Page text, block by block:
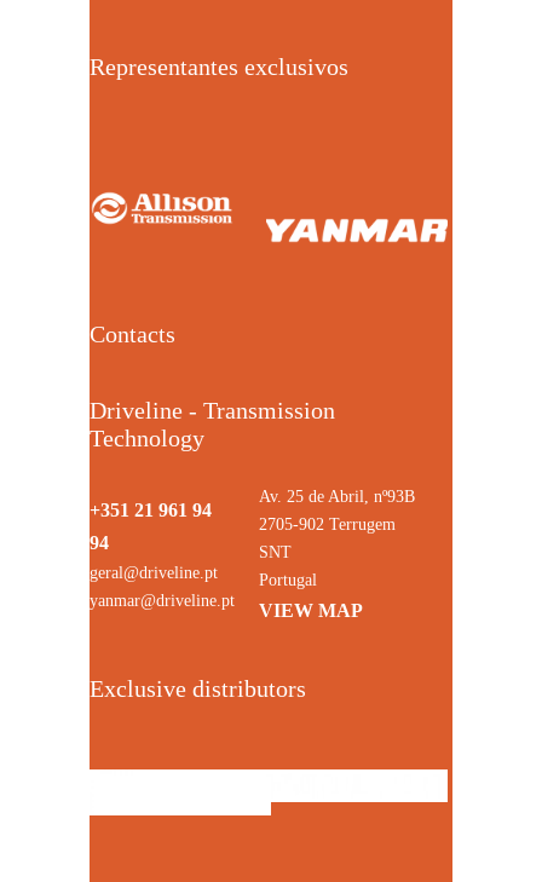
Representantes exclusivos
Contacts
Driveline - Transmission
Technology
+351 21 961 94
94
geral@driveline.pt
yanmar@driveline.pt
Av. 25 de Abril, nº93B
2705-902 Terrugem
SNT
Portugal
VIEW MAP
Exclusive distributors